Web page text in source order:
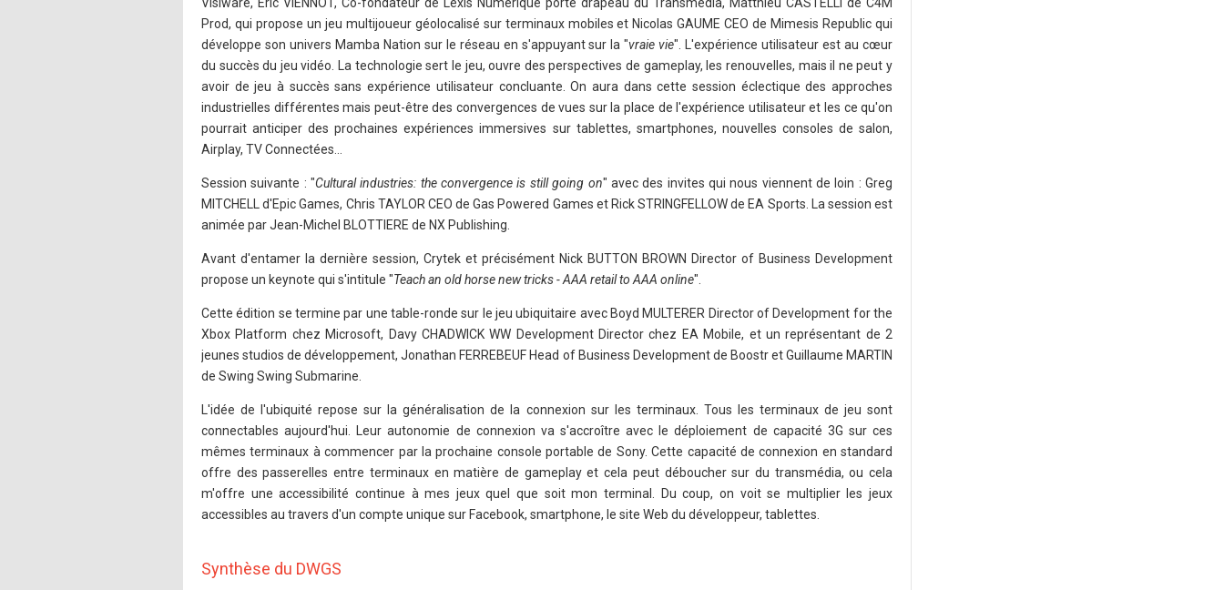
Prod, qui propose un jeu multijoueur géolocalisé sur terminaux mobiles et Nicolas GAUME CEO de Mimesis Republic qui
développe son univers Mamba Nation sur le réseau en s'appuyant sur la "vraie vie". L'expérience utilisateur est au cœur
du succès du jeu vidéo. La technologie sert le jeu, ouvre des perspectives de gameplay, les renouvelles, mais il ne peut y
avoir de jeu à succès sans expérience utilisateur concluante. On aura dans cette session éclectique des approches
industrielles différentes mais peut-être des convergences de vues sur la place de l'expérience utilisateur et les ce qu'on
pourrait anticiper des prochaines expériences immersives sur tablettes, smartphones, nouvelles consoles de salon,
Airplay, TV Connectées...
Session suivante : "Cultural industries: the convergence is still going on" avec des invites qui nous viennent de loin : Greg
MITCHELL d'Epic Games, Chris TAYLOR CEO de Gas Powered Games et Rick STRINGFELLOW de EA Sports. La session est
animée par Jean-Michel BLOTTIERE de NX Publishing.
Avant d'entamer la dernière session, Crytek et précisément Nick BUTTON BROWN Director of Business Development
propose un keynote qui s'intitule "Teach an old horse new tricks - AAA retail to AAA online".
Cette édition se termine par une table-ronde sur le jeu ubiquitaire avec Boyd MULTERER Director of Development for the
Xbox Platform chez Microsoft, Davy CHADWICK WW Development Director chez EA Mobile, et un représentant de 2
jeunes studios de développement, Jonathan FERREBEUF Head of Business Development de Boostr et Guillaume MARTIN
de Swing Swing Submarine.
L'idée de l'ubiquité repose sur la généralisation de la connexion sur les terminaux. Tous les terminaux de jeu sont
connectables aujourd'hui. Leur autonomie de connexion va s'accroître avec le déploiement de capacité 3G sur ces
mêmes terminaux à commencer par la prochaine console portable de Sony. Cette capacité de connexion en standard
offre des passerelles entre terminaux en matière de gameplay et cela peut déboucher sur du transmédia, ou cela
m'offre une accessibilité continue à mes jeux quel que soit mon terminal. Du coup, on voit se multiplier les jeux
accessibles au travers d'un compte unique sur Facebook, smartphone, le site Web du développeur, tablettes.
Synthèse du DWGS